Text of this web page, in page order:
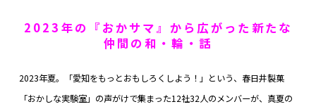
2023年の『おかサマ』から広がった新たな
仲間の和・輪・話
2023年夏。「愛知をもっとおもしろくしよう！」という、春日井製菓
「おかしな実験室」の声がけで集まった12社32人のメンバーが、真夏の